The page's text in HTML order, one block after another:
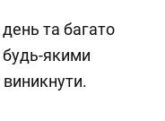
та багато
будь-якими